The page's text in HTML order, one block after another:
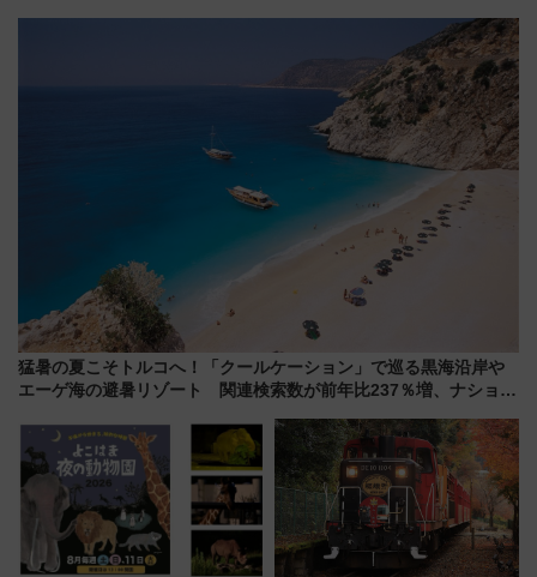
やり＆スタミナグルメ」6選【新
猛暑の夏こそトルコへ！「クールケーション」で巡る黒海沿岸や
エーゲ海の避暑リゾート 関連検索数が前年比237％増、ナショジ